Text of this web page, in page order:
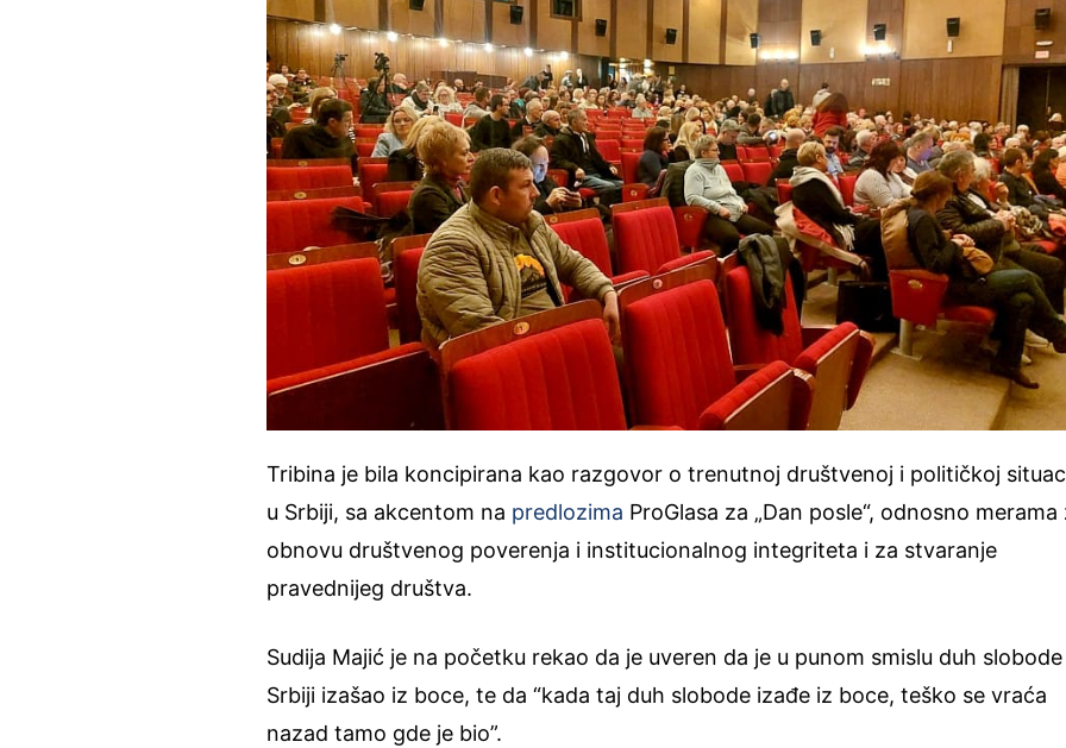
Tribina je bila koncipirana kao razgovor o trenutnoj društvenoj i političkoj
u Srbiji, sa akcentom na predlozima ProGlasa za „Dan posle“, odnosno merama
obnovu društvenog poverenja i institucionalnog integriteta i za stvaranje
pravednijeg društva.
Sudija Majić je na početku rekao da je uveren da je u punom smislu duh
Srbiji izašao iz boce, te da “kada taj duh slobode izađe iz boce, teško se vraća
nazad tamo gde je bio”.